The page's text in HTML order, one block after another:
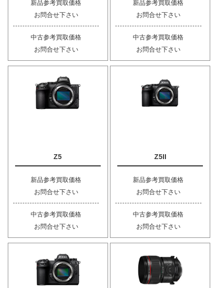
新品参考買取価格
お問合せ下さい
中古参考買取価格
お問合せ下さい
新品参考買取価格
お問合せ下さい
中古参考買取価格
お問合せ下さい
Z5
新品参考買取価格
お問合せ下さい
中古参考買取価格
お問合せ下さい
Z5II
新品参考買取価格
お問合せ下さい
中古参考買取価格
お問合せ下さい